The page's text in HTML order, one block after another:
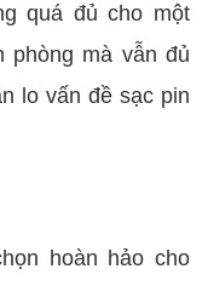
quá đủ cho một
phòng mà vẫn đủ
lo vấn đề sạc pin
hoàn hảo cho